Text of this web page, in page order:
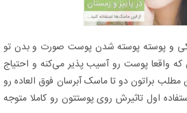
و پوسته پوسته شدن پوست صورت و بدن تو
واقعا پوست رو آسیب پذیر می‌کنه و احتیاج
مطلب براتون دو تا ماسک آبرسان فوق العاده رو
اول تاثیرش روی پوستتون رو کاملا متوجه